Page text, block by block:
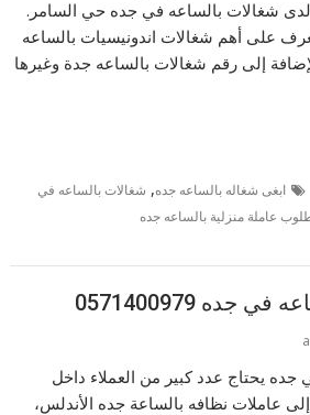
لدى شغالات بالساعه في جده حي السامر.
على أهم شغالات اندونيسيات بالساعه
إلى رقم شغالات بالساعه جدة وغيرها
ابغى شغاله بالساعه جده, شغالات بالساعه في
عاملة منزلية بالساعه جده
0571400979
يحتاج عدد كبير من العملاء داخل
إلى عاملات نظافه بالساعة جده الأندلس،